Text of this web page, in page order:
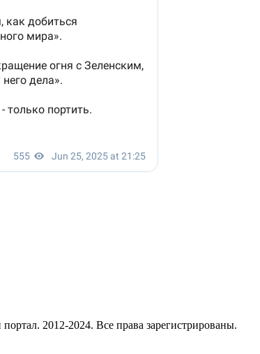
2012-2024. Все права зарегистрированы.